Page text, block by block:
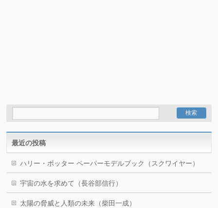
最近の投稿
ハリー・ポッター ペーパーモデルブック（スクワイヤー）
宇宙の水を求めて（長谷部信行）
太陽の脅威と人類の未来（柴田一成）